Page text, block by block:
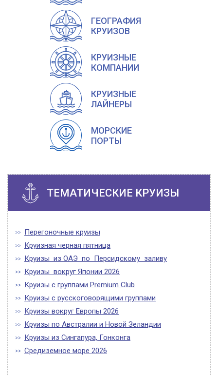
ГЕОГРАФИЯ
КРУИЗОВ
КРУИЗНЫЕ
КОМПАНИИ
КРУИЗНЫЕ
ЛАЙНЕРЫ
МОРСКИЕ
ПОРТЫ
ТЕМАТИЧЕСКИЕ КРУИЗЫ
Перегоночные круизы
Круизная черная пятница
Круизы из ОАЭ по Персидскому заливу
Круизы вокруг Японии 2026
Круизы с группами Premium Club
Круизы с русскоговорящими группами
Круизы вокруг Европы 2026
Круизы по Австралии и Новой Зеландии
Круизы из Сингапура, Гонконга
Средиземное море 2026